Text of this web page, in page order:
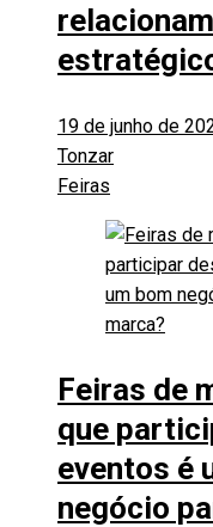
19 de junho de
Tonzar
Feiras
Feiras de
que
eventos é
negócio